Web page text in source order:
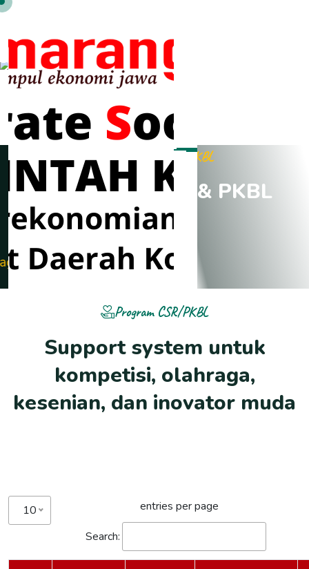
Program CSR & PKBL
P ROGRA M CS & PKBL
Program CSR/PKBL
Support system untuk
kompetisi, olahraga,
kesenian, dan inovator muda
10
entries per page
Search: